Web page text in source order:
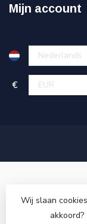
Mijn account
€
Wij slaan
akkoord?